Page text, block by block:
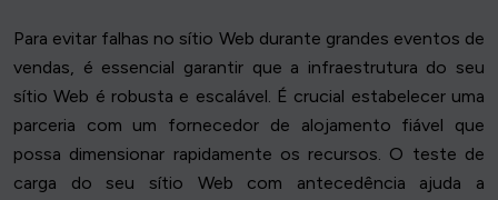
Para evitar falhas no sítio Web durante grandes eventos de
vendas, é essencial garantir que a infraestrutura do seu
sítio Web é robusta e escalável. É crucial estabelecer uma
parceria com um fornecedor de alojamento fiável que
possa dimensionar rapidamente os recursos. O teste de
carga do seu sítio Web com antecedência ajuda a